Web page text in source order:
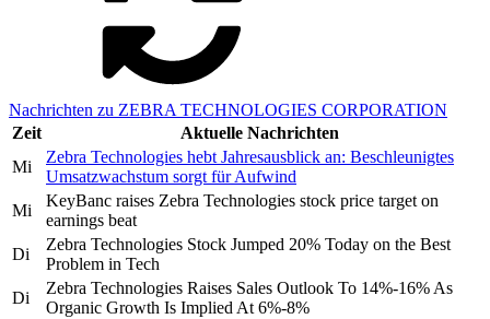
Nachrichten zu ZEBRA TECHNOLOGIES CORPORATION
Zeit
Aktuelle Nachrichten
Mi
Zebra Technologies hebt Jahresausblick an: Beschleunigtes
Umsatzwachstum sorgt für Aufwind
Mi
KeyBanc raises Zebra Technologies stock price target on
earnings beat
Di
Zebra Technologies Stock Jumped 20% Today on the Best
Problem in Tech
Di
Zebra Technologies Raises Sales Outlook To 14%-16% As
Organic Growth Is Implied At 6%-8%